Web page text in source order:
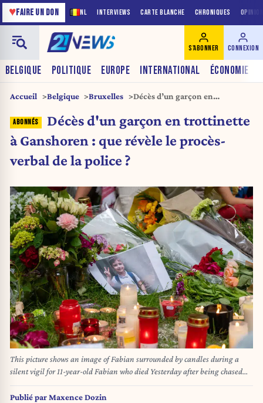
NL INTERVIEWS CARTE BLANCHE CHRONIQUES
♥FAIRE UN DON
BELGIQUE POLITIQUE EUROPE INTERNATIONAL ÉCONOMIE
S'ABONNER CONNEXION
Accueil Belgique Bruxelles
Décès d’un garçon en
révèle le procès-verbal de la
police ?
Décès d'un garçon en trottinette
à Ganshoren : que révèle le procès-
verbal de la police ?
This picture shows an image of Fabian surrounded by candles during a
silent vigil for 11-year-old Fabian who died Yesterday after being chased
and hit by a police car, on Tuesday 03 June 2025, in the Elisabeth Park, in
Ganshoren, Brussels. BELGA PHOTO MARIUS BURGELMAN
Publié parMaxence Dozin